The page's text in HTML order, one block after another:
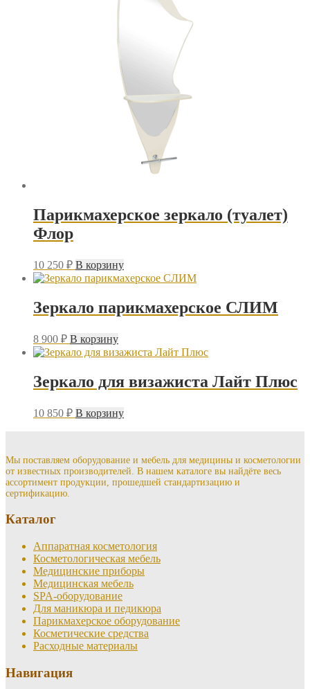
Парикмахерское зеркало (туалет)
Флор
10 250 ₽ В корзину
Зеркало парикмахерское СЛИМ
8 900 ₽ В корзину
Зеркало для визажиста Лайт Плюс
10 850 ₽ В корзину
Мы поставляем оборудование и мебель для медицины и косметологии
от известных производителей. В нашем каталоге вы найдёте весь
ассортимент продукции, прошедшей стандартизацию и
сертификацию.
Каталог
Аппаратная косметология
Косметологическая мебель
Медицинские приборы
Медицинская мебель
SPA-оборудование
Для маникюра и педикюра
Парикмахерское оборудование
Косметические средства
Расходные материалы
Навигация